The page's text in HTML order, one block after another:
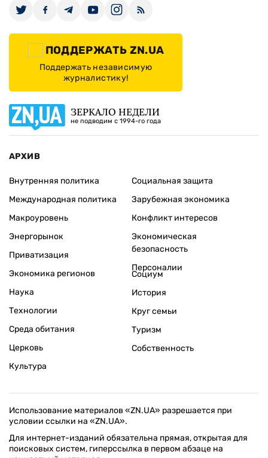
ПОДДЕРЖАТЬ ZN.UA
Поддержать независимую
журналистику!
ЗЕРКАЛО НЕДЕЛИ
не подводим с 1994-го года
АРХИВ
Внутренняя политика
Международная политика
Макроуровень
Энергорынок
Приватизация
Экономика регионов
Социальная защита
Зарубежная экономика
Конфликт интересов
Экономическая
безопасность
Персоналии
Наука
Технологии
Среда обитания
Церковь
Культура
Социум
История
Круг семьи
Туризм
Собственность
Использование материалов «ZN.UA» разрешается при
условии ссылки на «ZN.UA».
Для интернет-изданий обязательна прямая, открытая для
поисковых систем, гиперссылка в первом абзаце на